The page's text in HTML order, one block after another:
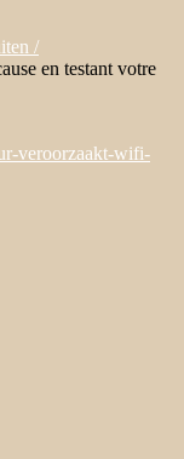
/
en testant votre
veroorzaakt-wifi-